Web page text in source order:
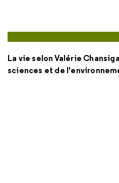
La vie selon Valérie
sciences et de